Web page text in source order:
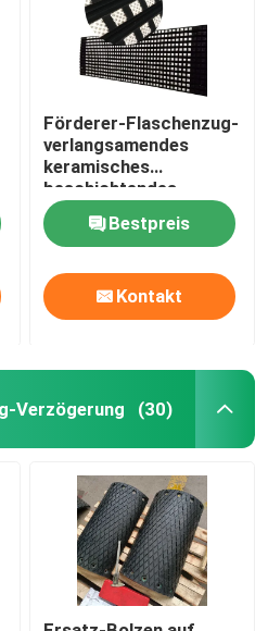
Förderer-Flaschenzug-
verlangsamendes
keramisches
beschichtendes
Gummiblatt mit KN-
Klebeschicht
Bestpreis
Kontakt
Verzögerung (30)